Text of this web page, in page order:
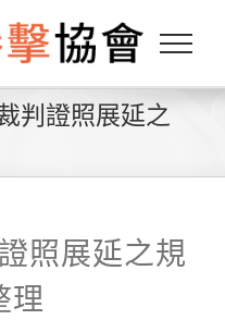
判證照展延之
照展延之規
理